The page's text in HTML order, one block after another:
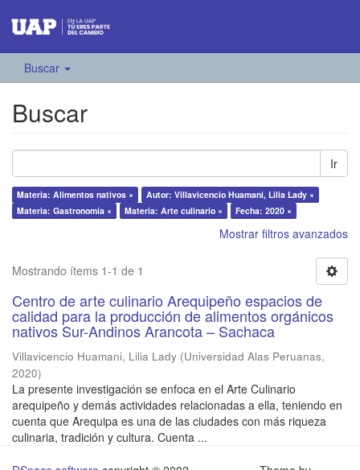
Buscar
Buscar
Ir
Materia: Alimentos nativos ×
Autor: Villavicencio Huamani, Lilia Lady ×
Materia: Gastronomía ×
Materia: Arte culinario × Fecha: 2020 ×
Mostrar filtros avanzados
Mostrando ítems 1-1 de 1
Centro de arte culinario Arequipeño espacios de
calidad para la producción de alimentos orgánicos
nativos Sur-Andinos Arancota – Sachaca
Villavicencio Huamani, Lilia Lady (Universidad Alas Peruanas,
2020)
La presente investigación se enfoca en el Arte Culinario
arequipeño y demás actividades relacionadas a ella, teniendo en
cuenta que Arequipa es una de las ciudades con más riqueza
culinaria, tradición y cultura. Cuenta ...